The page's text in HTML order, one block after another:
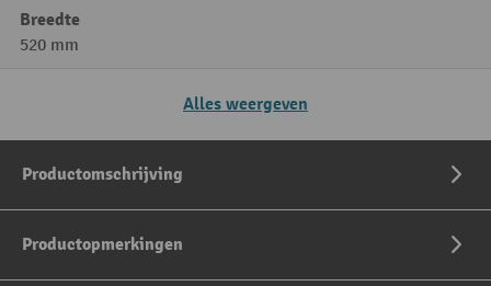
Breedte
520 mm
Alles weergeven
Productomschrijving
Productopmerkingen